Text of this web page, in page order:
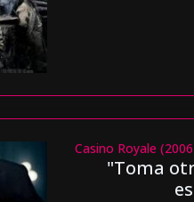
Casino Royale
"Toma